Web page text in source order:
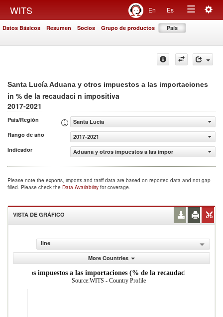
WITS En Es
Toggle
Datos Básicos Resumen Socios Grupo de productos País
Santa Lucía Aduana y otros impuestos a las importaciones
in % de la recaudaci n impositiva
2017-2021
País/Región
Santa Lucía
Rango de año
2017-2021
Indicador
Aduana y otros impuestos a las importaciones (% de la
Please note the exports, imports and tariff data are based on reported data and not gap
filled. Please check the Data Availability for coverage.
VISTA DE GRÁFICO
line
More Countries
y otros impuestos a las importaciones (% de la recaudaci n
Source:WITS - Country Profile